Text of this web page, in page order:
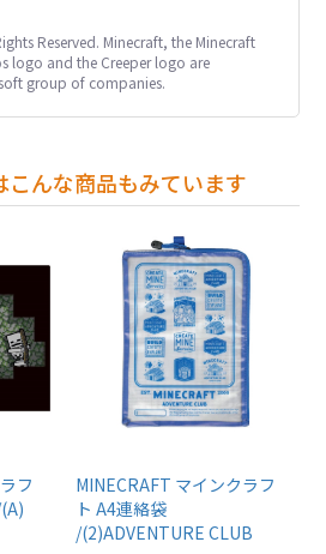
Reserved. Minecraft, the Minecraft
logo and the Creeper logo are
group of companies.
こんな商品もみています
フ
MINECRAFT マインクラフ
ト A4連絡袋
/(2)ADVENTURE CLUB